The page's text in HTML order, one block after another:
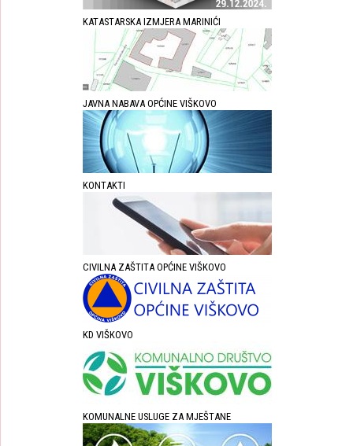
KATASTARSKA IZMJERA MARINIĆI
JAVNA NABAVA OPĆINE VIŠKOVO
KONTAKTI
CIVILNA ZAŠTITA OPĆINE VIŠKOVO
KD VIŠKOVO
KOMUNALNE USLUGE ZA MJEŠTANE